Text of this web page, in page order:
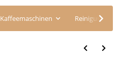
Kaffeemaschinen Reinigung